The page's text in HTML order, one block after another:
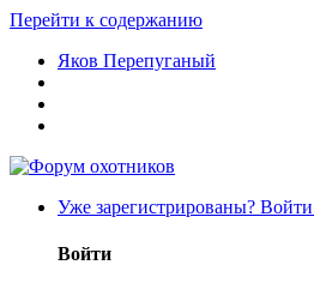
Перейти к содержанию
Яков Перепуганый
Уже зарегистрированы? Войти
Войти